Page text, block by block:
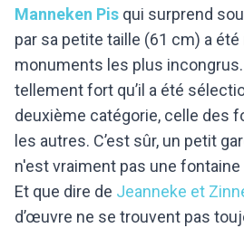
Manneken Pis qui surprend
par sa petite taille (61 cm) a
monuments les plus
tellement fort qu’il a été
deuxième catégorie, celle des
les autres. C’est sûr, un petit
n'est vraiment pas une
Et que dire de Jeanneke et
d’œuvre ne se trouvent pas